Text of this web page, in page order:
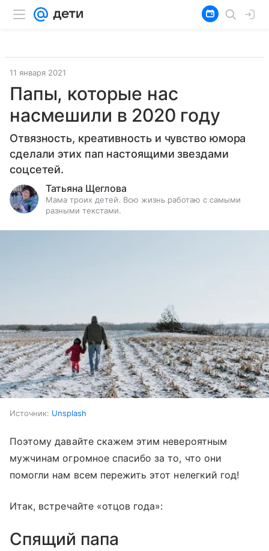
11 января 2021
Папы, которые нас
насмешили в 2020 году
Отвязность, креативность и чувство юмора
сделали этих пап настоящими звездами
соцсетей.
Татьяна Щеглова
Мама троих детей. Всю жизнь работаю с самыми
разными текстами.
Источник: Unsplash
Поэтому давайте скажем этим невероятным
мужчинам огромное спасибо за то, что они
помогли нам всем пережить этот нелегкий год!
Итак, встречайте «отцов года»:
Спящий папа